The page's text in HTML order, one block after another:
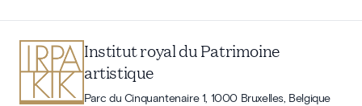
Institut royal du Patrimoine
artistique
Parc du Cinquantenaire 1, 1000 Bruxelles, Belgique